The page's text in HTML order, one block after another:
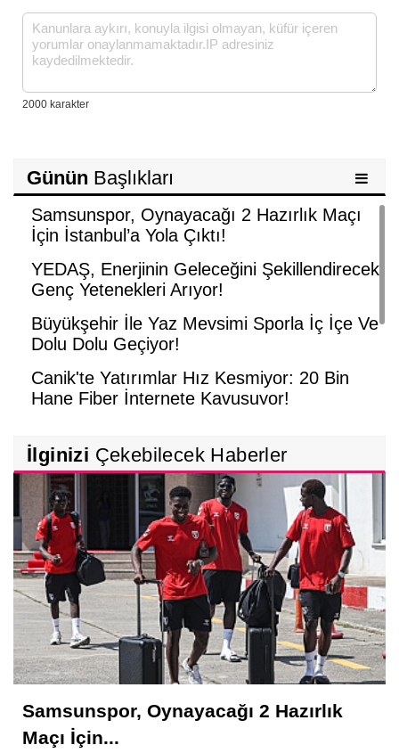
Günün Başlıkları
Samsunspor, Oynayacağı 2 Hazırlık Maçı
İçin İstanbul’a Yola Çıktı!
YEDAŞ, Enerjinin Geleceğini Şekillendirecek
Genç Yetenekleri Arıyor!
Büyükşehir İle Yaz Mevsimi Sporla İç İçe Ve
Dolu Dolu Geçiyor!
Canik'te Yatırımlar Hız Kesmiyor: 20 Bin
Hane Fiber İnternete Kavuşuyor!
TÜRKYED Genel Başkanı Nihat Çelik,
‘Gençliğine Sahip Çıkmayan Milletler
Geleceğini İnşa Edemez’!
İlginizi Çekebilecek Haberler
Samsunspor, Oynayacağı 2 Hazırlık
Maçı İçin...